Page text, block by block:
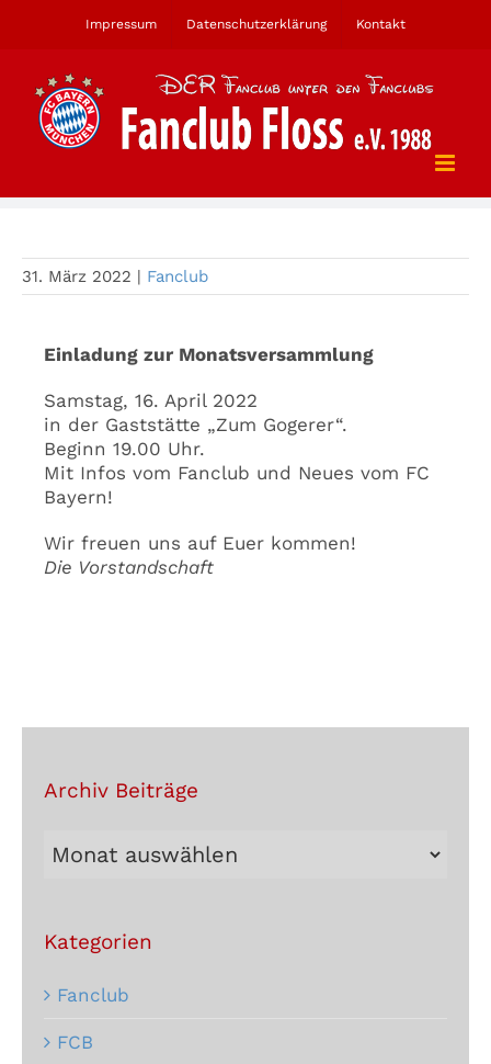
Impressum Datenschutzerklärung Kontakt
31. März 2022 | Fanclub
Einladung zur Monatsversammlung
Samstag, 16. April 2022
in der Gaststätte „Zum Gogerer“.
Beginn 19.00 Uhr.
Mit Infos vom Fanclub und Neues vom FC
Bayern!
Wir freuen uns auf Euer kommen!
Die Vorstandschaft
Archiv Beiträge
Archiv
Beiträge
Kategorien
Fanclub
FCB